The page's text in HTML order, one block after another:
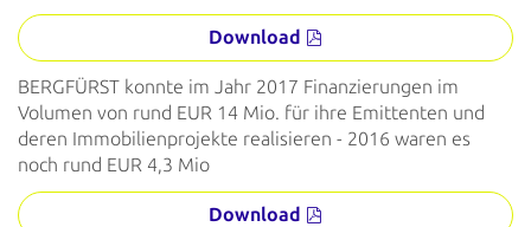
Download
BERGFÜRST konnte im Jahr 2017 Finanzierungen im
Volumen von rund EUR 14 Mio. für ihre Emittenten und
deren Immobilienprojekte realisieren - 2016 waren es
noch rund EUR 4,3 Mio
Download